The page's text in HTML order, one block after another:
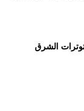
الشرق